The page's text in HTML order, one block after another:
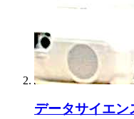
データサイエ